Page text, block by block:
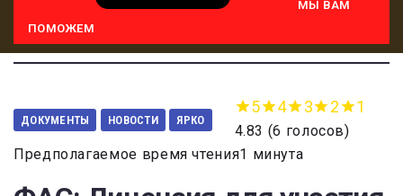
МЫ ВАМ
ПОМОЖЕМ
ДОКУМЕНТЫ НОВОСТИ ЯРКО
5 4 3 2 1
4.83 (6 голосов)
Предполагаемое время чтения1 минута